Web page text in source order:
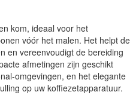
kom, ideaal voor het
vóór het malen. Het helpt de
en vereenvoudigt de bereiding
afmetingen zijn geschikt
omgevingen, en het elegante
op uw koffiezetapparatuur.